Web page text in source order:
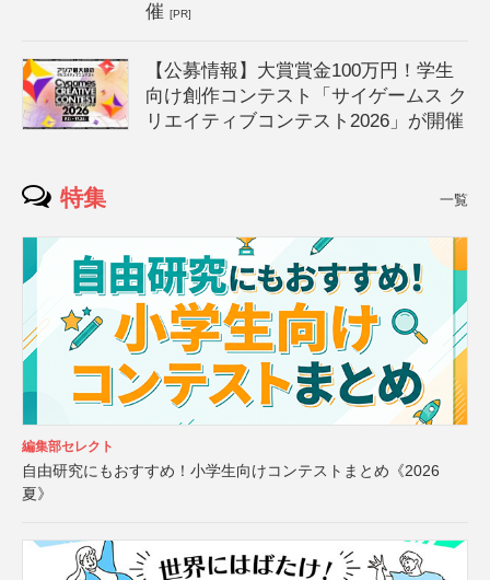
催[PR]
【公募情報】大賞賞金100万円！学生
向け創作コンテスト「サイゲームス ク
リエイティブコンテスト2026」が開催
特集 一覧
編集部セレクト
自由研究にもおすすめ！小学生向けコンテストまとめ《2026
夏》